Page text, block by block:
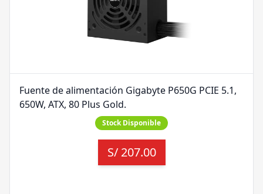
Fuente de alimentación Gigabyte P650G PCIE 5.1,
650W, ATX, 80 Plus Gold.
Stock Disponible
S/ 207.00